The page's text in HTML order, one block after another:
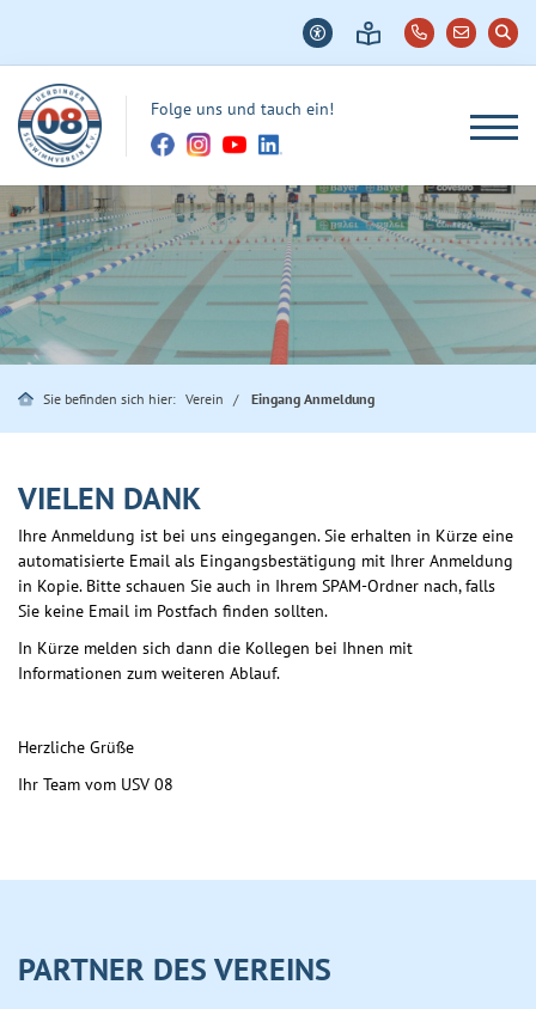
Folge uns und tauch ein!
Sie befinden sich hier: Verein Eingang Anmeldung
VIELEN DANK
Ihre Anmeldung ist bei uns eingegangen. Sie erhalten in Kürze eine
automatisierte Email als Eingangsbestätigung mit Ihrer Anmeldung
in Kopie. Bitte schauen Sie auch in Ihrem SPAM-Ordner nach, falls
Sie keine Email im Postfach finden sollten.
In Kürze melden sich dann die Kollegen bei Ihnen mit
Informationen zum weiteren Ablauf.
Herzliche Grüße
Ihr Team vom USV 08
PARTNER DES VEREINS